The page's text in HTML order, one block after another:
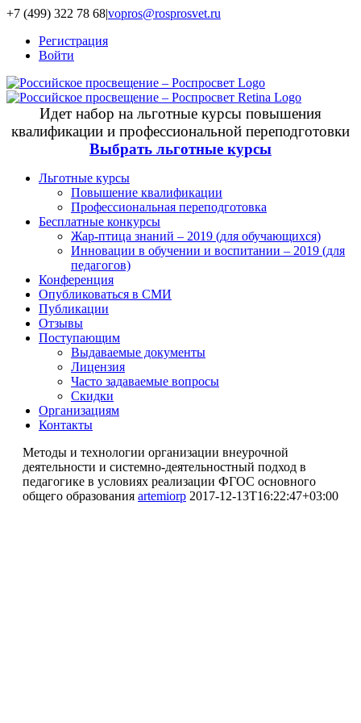
+7 (499) 322 78 68|vopros@rosprosvet.ru
Регистрация
Войти
Идет набор на льготные курсы повышения
квалификации и профессиональной переподготовки
Выбрать льготные курсы
Льготные курсы
Повышение квалификации
Профессиональная переподготовка
Бесплатные конкурсы
Жар-птица знаний – 2019 (для обучающихся)
Инновации в обучении и воспитании – 2019 (для
педагогов)
Конференция
Опубликоваться в СМИ
Публикации
Отзывы
Поступающим
Выдаваемые документы
Лицензия
Часто задаваемые вопросы
Скидки
Организациям
Контакты
Методы и технологии организации внеурочной
деятельности и системно-деятельностный подход в
педагогике в условиях реализации ФГОС основного
общего образования artemiorp 2017-12-13T16:22:47+03:00